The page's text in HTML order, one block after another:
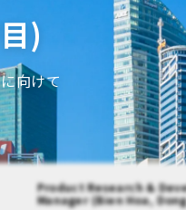
)
向けて
Product Research &
Manager (Bien Hoa,